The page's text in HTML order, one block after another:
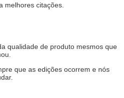
melhores citações.
qualidade de produto mesmos que
que as edições ocorrem e nós